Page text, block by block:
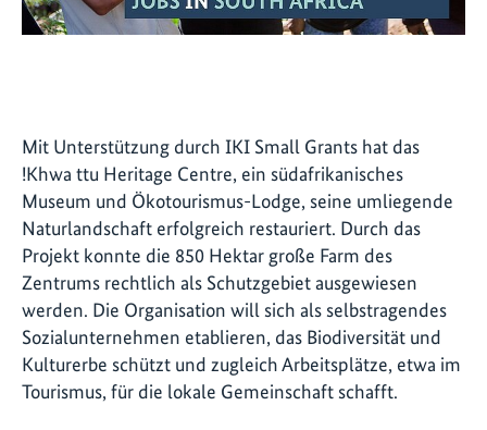
Mit Unterstützung durch IKI Small Grants hat das
!Khwa ttu Heritage Centre, ein südafrikanisches
Museum und Ökotourismus-Lodge, seine umliegende
Naturlandschaft erfolgreich restauriert. Durch das
Projekt konnte die 850 Hektar große Farm des
Zentrums rechtlich als Schutzgebiet ausgewiesen
werden. Die Organisation will sich als selbstragendes
Sozialunternehmen etablieren, das Biodiversität und
Kulturerbe schützt und zugleich Arbeitsplätze, etwa im
Tourismus, für die lokale Gemeinschaft schafft.